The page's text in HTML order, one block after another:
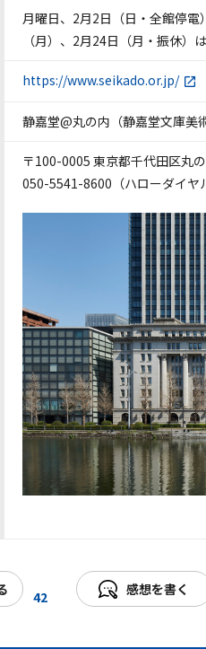
月曜日、2月2日（日・全館停
（月）、2月24日（月・振休）
https://www.seikado.or.jp/
静嘉堂@丸の内（静嘉堂文庫美術
〒100-0005 東京都千代田区丸
050-5541-8600（ハローダイヤ
42 感想を書く